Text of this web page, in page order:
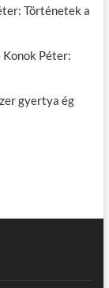
Történetek a
Péter:
gyertya ég